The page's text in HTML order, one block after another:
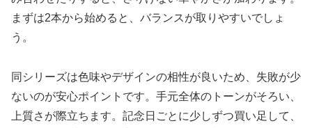
まずは2本から始めると、バランスが取りやすいでしょ
う。
同シリーズは色味やデザインの相性が良いため、失敗が少
ないのが安心ポイントです。手元全体のトーンがそろい、
上質さが際立ちます。記念日ごとに少しずつ買い足して、